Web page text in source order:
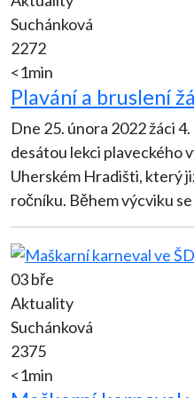
Suchánková
2272
<1min
Plavání a bruslení
Dne 25. února 2022 žáci
desátou lekci plaveckého
Uherském Hradišti, který
ročníku. Během výcviku
03 bře
Aktuality
Suchánková
2375
<1min